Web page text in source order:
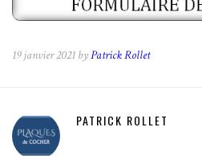
19 janvier 2021 byPatrick Rollet
PATRICK ROLLET